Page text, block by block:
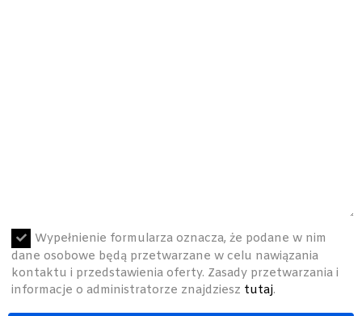
Wypełnienie formularza oznacza, że podane w nim
dane osobowe będą przetwarzane w celu nawiązania
kontaktu i przedstawienia oferty. Zasady przetwarzania i
informacje o administratorze znajdziesz tutaj.